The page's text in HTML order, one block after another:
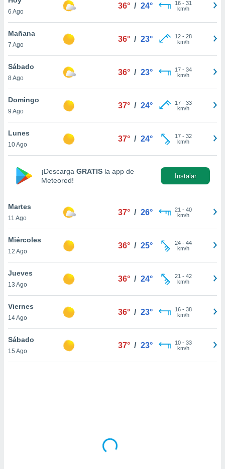
y
en
más
de
cookies
aceptar
de
sitio
de que
sean
para
ni para
6 Ago
36° / 24° 16- 31
km/h
Mañana
7 Ago
36° / 23° 12- 28
km/h
Sábado
8 Ago
36° / 23° 17- 34
km/h
Domingo
9 Ago
37° / 24° 17- 33
km/h
Lunes
10 Ago
37° / 24° 17- 32
km/h
¡Descarga GRATIS la app de
Meteored!
Instalar
Martes
11 Ago
37° / 26° 21 - 40
km/h
Miércoles
12 Ago
36° / 25° 24- 44
km/h
Jueves
13 Ago
36° / 24° 21 - 42
km/h
Viernes
14 Ago
36° / 23° 16- 38
km/h
Sábado
15 Ago
37° / 23° 10- 33
km/h